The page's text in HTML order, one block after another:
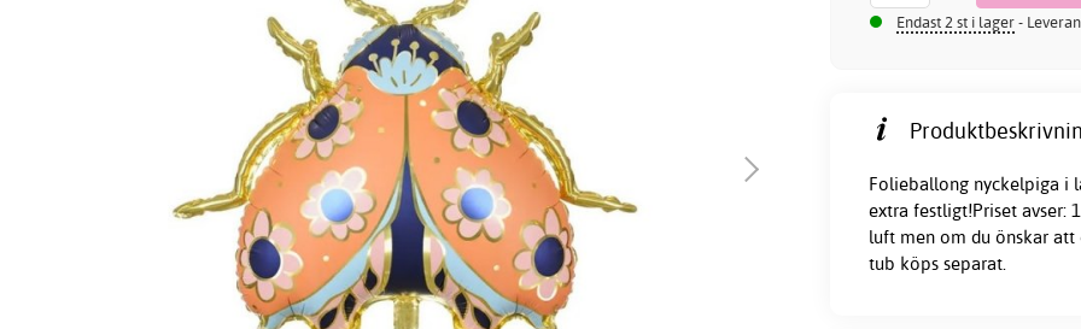
Endast 2 st i lager-
Folieballong nyckelpiga i
extra festligt!Priset avser:
luft men om du önskar
tub köps separat.